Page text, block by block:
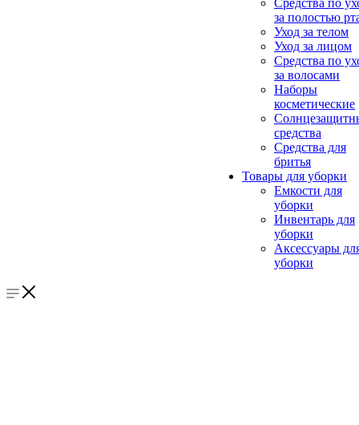
Средства по
за полостью
Уход за телом
Уход за лицом
Средства по
за волосами
Наборы
косметические
средства
Средства для
бритья
Товары для уборки
Емкости для
уборки
Инвентарь для
уборки
Аксессуары
уборки